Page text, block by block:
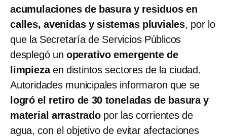
acumulaciones de basura y residuos en
calles, avenidas y sistemas pluviales, por lo
que la Secretaría de Servicios Públicos
desplegó un operativo emergente de
limpiezaen distintos sectores de la ciudad.
Autoridades municipales informaron que se
logró el retiro de 30 toneladas de basura y
material arrastrado por las corrientes de
agua, con el objetivo de evitar afectaciones